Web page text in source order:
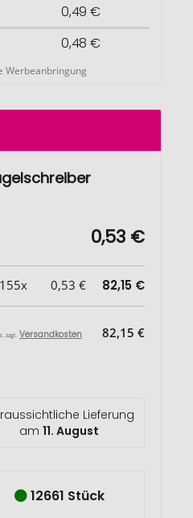
0,49 €
0,48 €
Werbeanbringung
0,53 €
155x 0,53 € 82,15 €
zzgl. Versandkosten 82,15 €
Lieferung
am11. August
12661 Stück